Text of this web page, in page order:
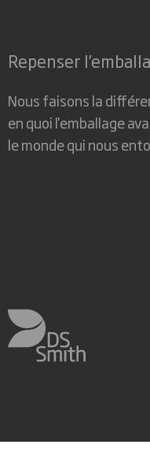
Repenser
Nous faisons la
en quoi l'emballage
le monde qui nous